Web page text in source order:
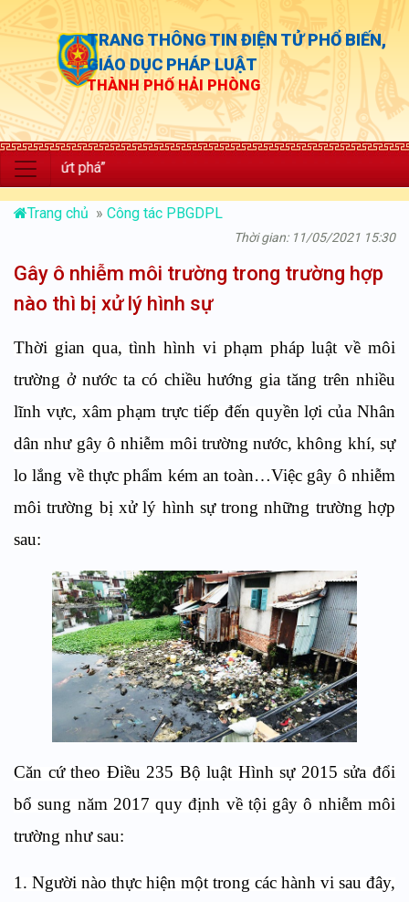
TRANG THÔNG TIN ĐIỆN TỬ PHỔ BIẾN,
GIÁO DỤC PHÁP LUẬT
THÀNH PHỐ HẢI PHÒNG
Trang chủ » Công tác PBGDPL
Thời gian: 11/05/2021 15:30
Gây ô nhiễm môi trường trong trường hợp
nào thì bị xử lý hình sự
Thời gian qua, tình hình vi phạm pháp luật về môi
trường ở nước ta có chiều hướng gia tăng trên nhiều
lĩnh vực, xâm phạm trực tiếp đến quyền lợi của Nhân
dân như gây ô nhiễm môi trường nước, không khí, sự
lo lắng về thực phẩm kém an toàn…Việc gây ô nhiễm
môi trường bị xử lý hình sự trong những trường hợp
sau:
Căn cứ theo Điều 235 Bộluật Hình sự 2015 sửa đổi
bổ sung năm 2017 quy định về tội gây ô nhiễm môi
trường như sau:
1. Người nào thực hiện một trong các hành vi sau đây,